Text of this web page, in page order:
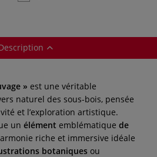
» est une véritable
naturel des sous-bois, pensée
et l’exploration artistique.
un élément emblématique de
riche et immersive idéale
botaniques ou